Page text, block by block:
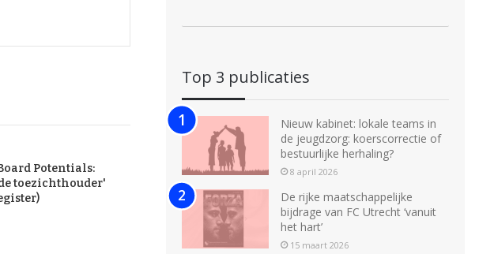
Potentials:
toezichthouder'
Top 3 publicaties
Nieuw kabinet: lokale teams in
de jeugdzorg: koerscorrectie of
bestuurlijke herhaling?
8 april 2026
De rijke maatschappelijke
bijdrage van FC Utrecht ‘vanuit
het hart’
15 maart 2026